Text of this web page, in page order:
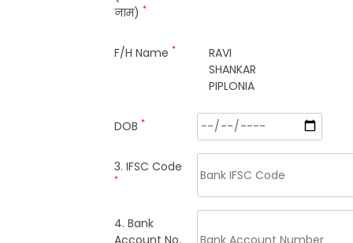
नाम) *
F/H Name *
RAVI
SHANKAR
PIPLONIA
DOB *
3. IFSC Code
*
4. Bank
Account No.